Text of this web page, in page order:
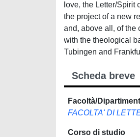
love, the Letter/Spirit
the project of a new
and, above all, of the
with the theological
Tubingen and
Scheda breve
Facoltà/
FACOLTA' DI
Corso di studio